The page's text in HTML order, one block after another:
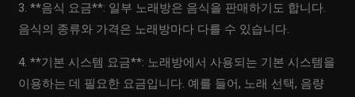
3. **음식 요금**: 일부 노래방은 음식을 판매하기도 합니다.
음식의 종류와 가격은 노래방마다 다를 수 있습니다.
4. **기본 시스템 요금**: 노래방에서 사용되는 기본 시스템을
이용하는 데 필요한 요금입니다. 예를 들어, 노래 선택, 음량